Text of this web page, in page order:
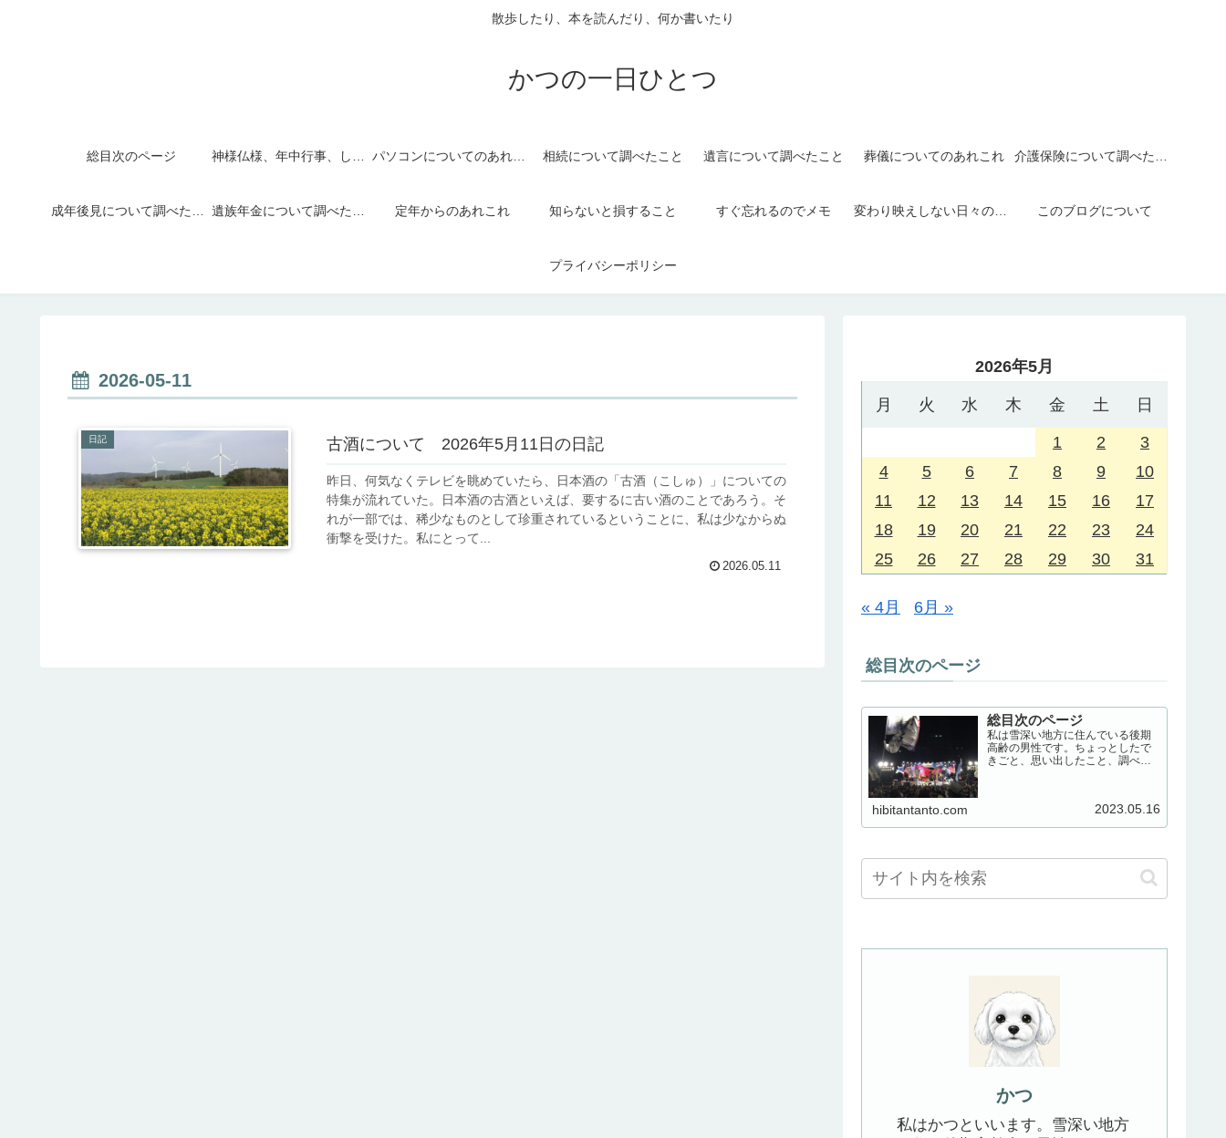
散歩したり、本を読んだり、何か書いたり
かつの一日ひとつ
総目次のページ 神様仏様、年中行事、しきたり パソコンについてのあれこれ 相続について調べたこと 遺言について調べたこと 葬儀についてのあれこれ 介護保険について調べたこと
成年後見について調べたこと 遺族年金について調べたこと 定年からのあれこれ 知らないと損すること すぐ忘れるのでメモ 変わり映えしない日々の日記 このブログについて
プライバシーポリシー
2026-05-11
日記 古酒について 2026年5月11日の日記
昨日、何気なくテレビを眺めていたら、日本酒の「古酒（こしゅ）」についての
特集が流れていた。日本酒の古酒といえば、要するに古い酒のことであろう。そ
れが一部では、稀少なものとして珍重されているということに、私は少なからぬ
衝撃を受けた。私にとって...
2026.05.11
2026年5月
月 火 水 木 金 土 日
1 2
3
4
5 6 7 8 9
10
11
12 13 14 15 16
17
18
19 20 21 22 23
24
25
26 27 28 29 30 31
« 4月 6月 »
総目次のページ
総目次のページ
私は雪深い地方に住んでいる後期
高齢の男性です。ちょっとしたで
きごと、思い出したこと、調べた
hibitantanto.com 2023.05.16
かつ
私はかつといいます。雪深い地方